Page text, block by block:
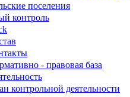
поселения
контроль
- правовая база
контрольной деятельности